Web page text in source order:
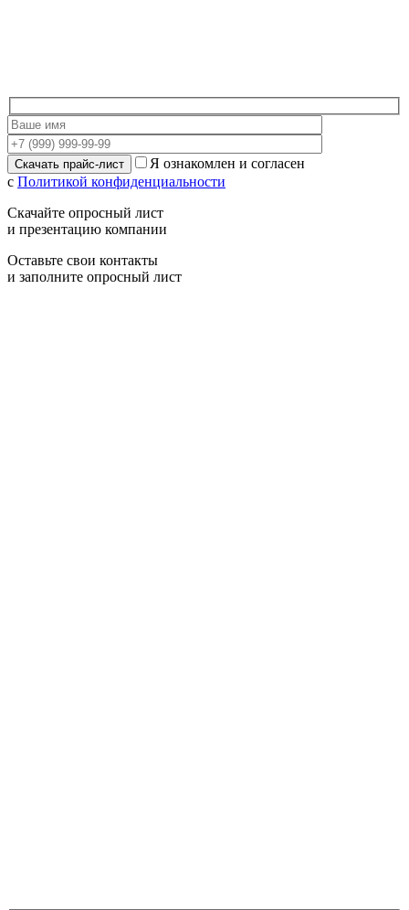
Я ознакомлен и согласен
с Политикой конфиденциальности
Скачайте опросный лист
и презентацию компании
Оставьте свои контакты
и заполните опросный лист